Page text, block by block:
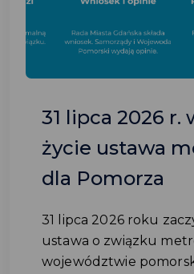
31 lipca 2026 r.
życie ustawa
dla Pomorza
31 lipca 2026 roku
ustawa o związku
województwie